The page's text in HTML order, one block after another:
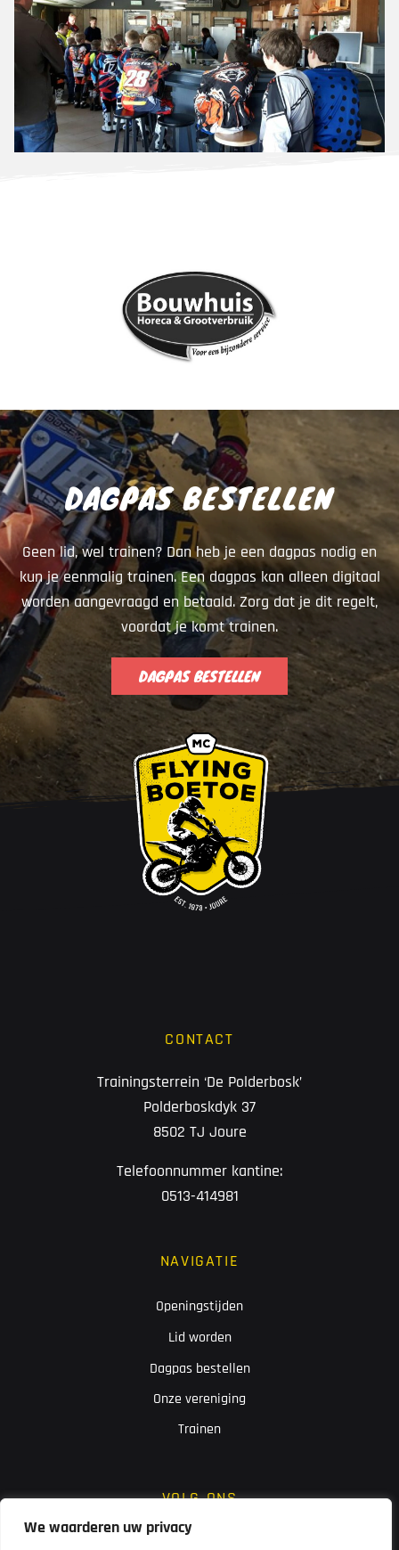
We waarderen uw privacy
DAGPAS BESTELLEN
Geen lid, wel trainen? Dan heb je een dagpas nodig en
kun je eenmalig trainen. Een dagpas kan alleen digitaal
worden aangevraagd en betaald. Zorg dat je dit regelt,
voordat je komt trainen.
DAGPAS BESTELLEN
CONTACT
Trainingsterrein ‘De Polderbosk’
Polderboskdyk 37
8502 TJ Joure
Telefoonnummer kantine:
0513-414981
NAVIGATIE
Openingstijden
Lid worden
Dagpas bestellen
Onze vereniging
Trainen
VOLG ONS